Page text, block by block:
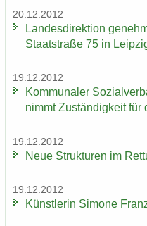
20.12.2012
Lan­des­di­rek­ti­on
Staat­stra­ße 75 in
19.12.2012
Kom­mu­na­ler
nimmt Zu­stän­dig­keit für
19.12.2012
Neue Struk­tu­ren im
19.12.2012
Künst­le­rin Si­mo­ne